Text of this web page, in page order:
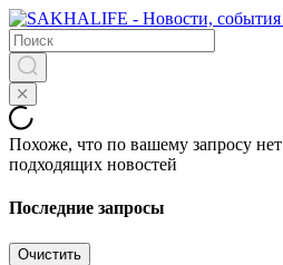
Похоже, что по вашему запросу нет
подходящих новостей
Последние запросы
Очистить